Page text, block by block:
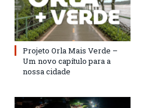
Projeto Orla Mais Verde –
Um novo capítulo para a
nossa cidade